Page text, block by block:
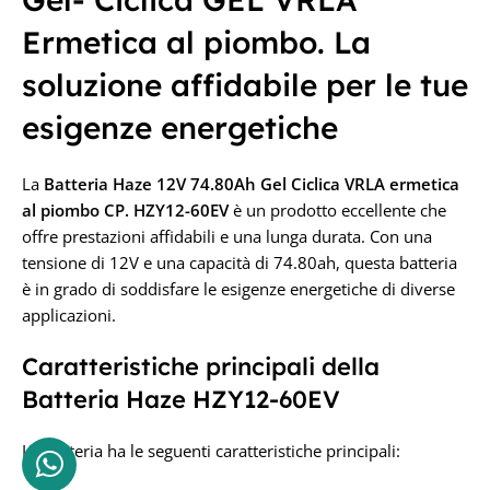
Ermetica al piombo. La
soluzione affidabile per le tue
esigenze energetiche
La Batteria Haze 12V 74.80Ah Gel Ciclica VRLA ermetica
al piombo CP. HZY12-60EVè un prodotto eccellente che
offre prestazioni affidabili e una lunga durata. Con una
tensione di 12V e una capacità di 74.80ah, questa batteria
è in grado di soddisfare le esigenze energetiche di diverse
applicazioni.
Caratteristiche principali della
Batteria Haze HZY12-60EV
La Batteria ha le seguenti caratteristiche principali:
TENSIONE IN VOLT
12V
TENSIONE IN VOLT
12V